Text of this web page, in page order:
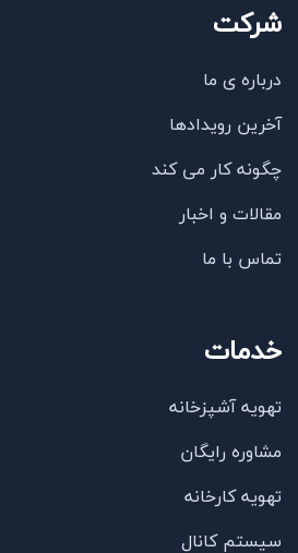
شرکت
درباره ی ما
آخرین رویدادها
چگونه کار می کند
مقالات و اخبار
تماس با ما
خدمات
تهویه آشپزخانه
مشاوره رایگان
تهویه کارخانه
سیستم کانال